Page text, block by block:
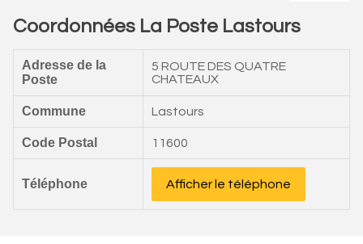
Coordonnées La Poste Lastours
Adresse de la
Poste
5 ROUTE DES QUATRE
CHATEAUX
Commune Lastours
Code Postal 11600
Téléphone Afficher le téléphone